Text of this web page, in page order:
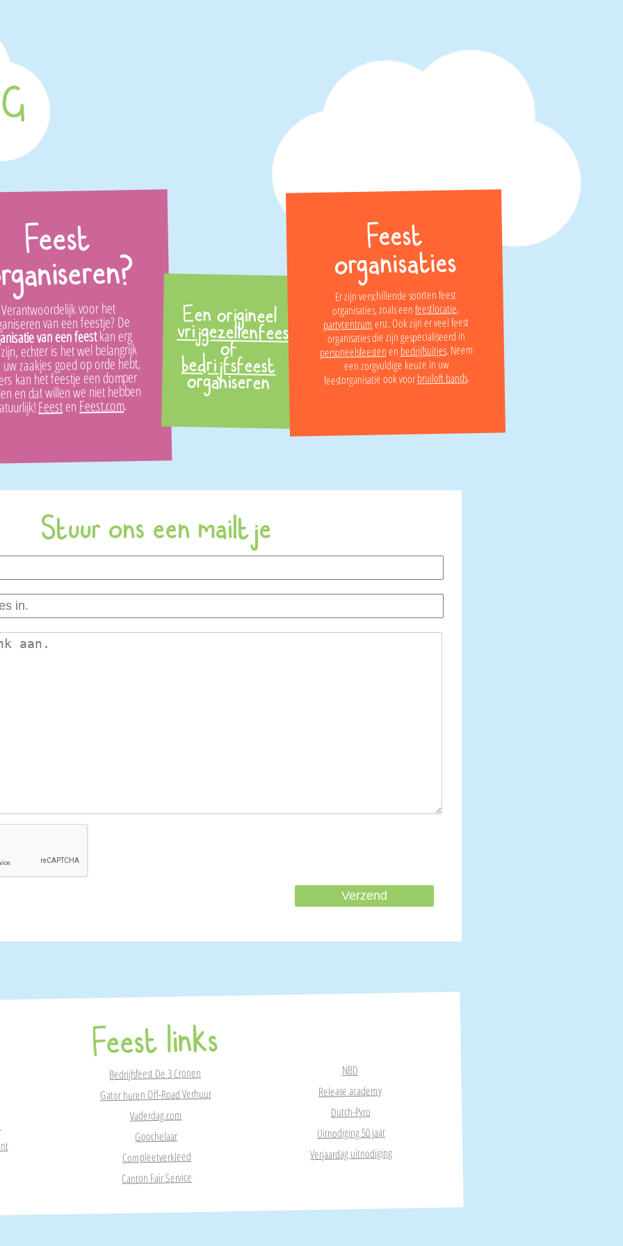
Feest
Verantwoordelijk voor het
van een feestje? De
van een feestkan erg
echter is het wel belangrijk
zaakjes goed op orde hebt,
kan het feestje een domper
en dat willen we niet hebben
Feesten Feest.com.
Een origineel
vrijgezellenfeest
of
bedrijfsfeest
organiseren
Feest
organisaties
Er zijn verschillende soorten feest
organisaties, zoals eenfeestlocatie,
partycentrumenz. Ook zijn er veel feest
organisaties die zijn gespecialiseerd in
personeelsfeestenen bedrijfsuitjes. Neem
een zorgvuldige keuze in uw
feestorganisatie ook voorbruiloft bands.
Stuur ons een mailtje
Feest links
Bedrijfsfeest De 3 Cronen
Gator huren Off-Road Verhuur
Vaderdag.com
Goochelaar
Compleetverkleed
Canton Fair Service
NBD
Release academy
Dutch-Pyro
Uitnodiging 50 jaar
Verjaardag uitnodiging